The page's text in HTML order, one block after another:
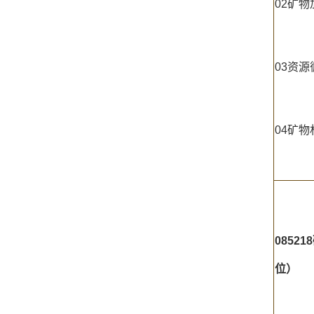
02矿物
03资源
04矿物
085218
位）